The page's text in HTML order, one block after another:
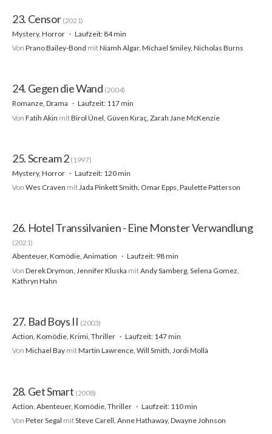
23. Censor (2021)
Mystery, Horror
Laufzeit: 84 min
Von Prano Bailey-Bond mitNiamh Algar, Michael Smiley, Nicholas Burns
24. Gegen die Wand (2004)
Romanze, Drama
Laufzeit: 117 min
Von Fatih Akin mitBirol Ünel, Güven Kıraç, Zarah Jane McKenzie
25. Scream 2 (1997)
Mystery, Horror
Laufzeit: 120 min
Von Wes Craven mitJada Pinkett Smith, Omar Epps, Paulette Patterson
26. Hotel Transsilvanien - Eine Monster Verwandlung
(2021)
Abenteuer, Komödie, Animation
Laufzeit: 98 min
Von Derek Drymon, Jennifer Kluska mitAndy Samberg, Selena Gomez,
Kathryn Hahn
27. Bad Boys II (2003)
Action, Komödie, Krimi, Thriller
Laufzeit: 147 min
Von Michael Bay mitMartin Lawrence, Will Smith, Jordi Mollà
28. Get Smart (2008)
Action, Abenteuer, Komödie, Thriller
Laufzeit: 110 min
Von Peter Segal mitSteve Carell, Anne Hathaway, Dwayne Johnson